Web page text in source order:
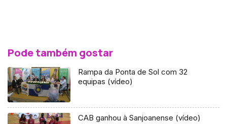
Pode também gostar
Rampa da Ponta de Sol com 32
equipas (vídeo)
CAB ganhou à Sanjoanense (vídeo)